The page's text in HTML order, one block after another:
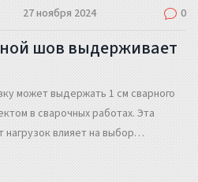
27 ноября 2024 0
шов выдерживает
может выдержать 1 см сварного
в сварочных работах. Эта
нагрузок влияет на выбор
Узнаем, какие факторы влияют
качество сварки. Также